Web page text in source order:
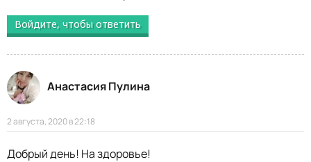
Войдите, чтобы ответить
Анастасия Пулина
2 августа, 2020 в 22:18
Добрый день! На здоровье!